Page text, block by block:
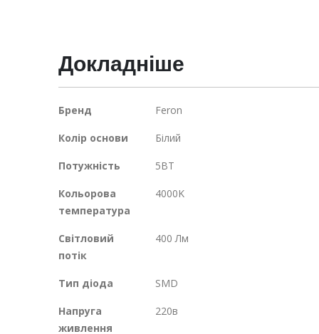
Докладніше
Докладніше
Бренд Feron
Колір основи Білий
Потужність 5ВТ
Кольорова
температура
4000K
Світловий
потік
400 Лм
Тип діода SMD
Напруга
живлення
220в